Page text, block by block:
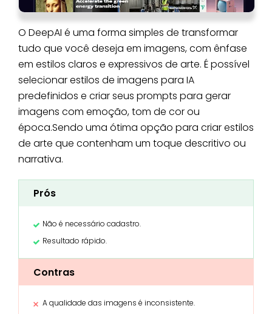
O DeepAI é uma forma simples de transformar
tudo que você deseja em imagens, com ênfase
em estilos claros e expressivos de arte. É possível
selecionar estilos de imagens para IA
predefinidos e criar seus prompts para gerar
imagens com emoção, tom de cor ou
época.Sendo uma ótima opção para criar estilos
de arte que contenham um toque descritivo ou
narrativa.
Prós
Não é necessário cadastro.
Resultado rápido.
Contras
A qualidade das imagens é inconsistente.